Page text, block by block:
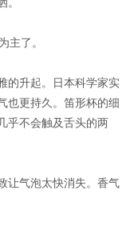
了。
升起。日本科学家实
也更持久。笛形杯的细
乎不会触及舌头的两
气泡太快消失。香气